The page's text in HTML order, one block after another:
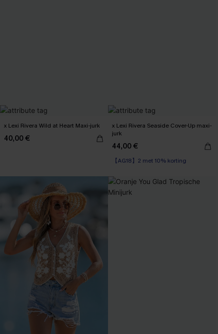
x Lexi Rivera Wild at Heart Maxi-jurk
40,00 €
x Lexi Rivera Seaside Cover-Up maxi-
jurk
44,00 €
【AG18】2 met 10% korting